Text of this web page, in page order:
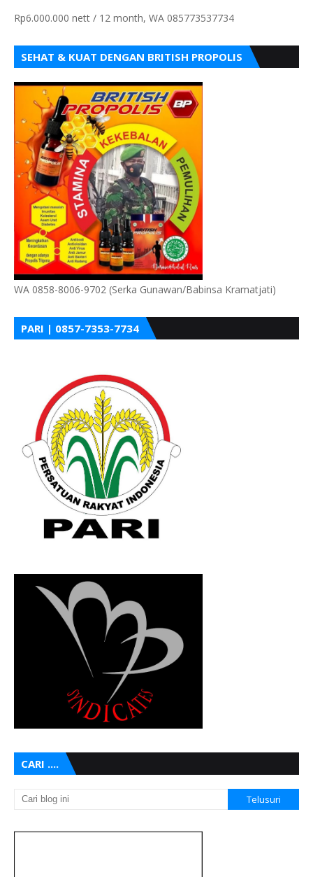
Rp6.000.000 nett / 12 month, WA 085773537734
SEHAT & KUAT DENGAN BRITISH PROPOLIS
WA 0858-8006-9702 (Serka Gunawan/Babinsa Kramatjati)
PARI | 0857-7353-7734
CARI ....